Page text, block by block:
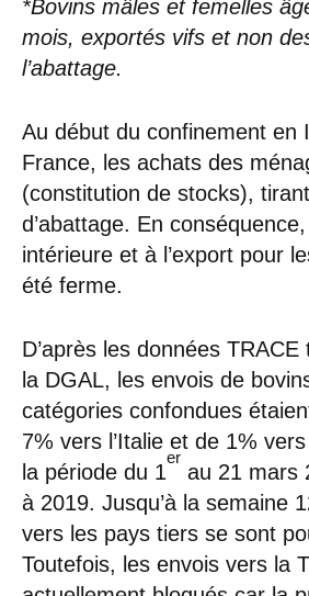
*Bovins mâles et femelles
mois, exportés vifs et non
l’abattage.
Au début du confinement en
France, les achats des
(constitution de stocks),
d’abattage. En
intérieure et à l’export pour
été ferme.
D’après les données
la DGAL, les envois de
catégories confondues
7% vers l’Italie et de 1%
la période du 1
er
au 21 mars
à 2019. Jusqu’à la semaine
vers les pays tiers se sont
Toutefois, les envois vers la